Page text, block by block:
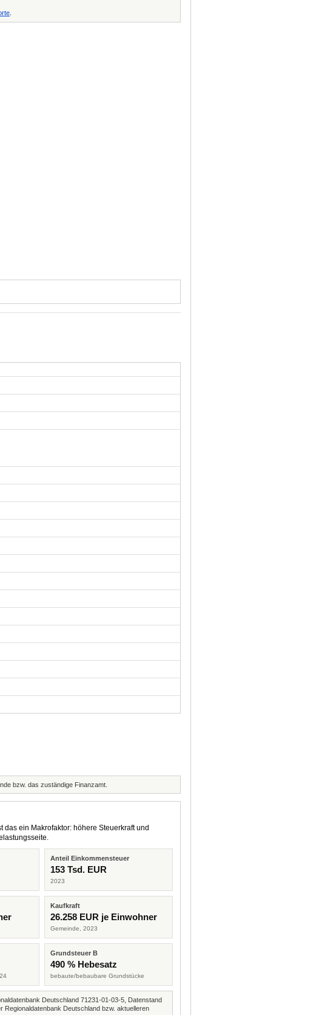
bzw. das zuständige Finanzamt.
ein Makrofaktor: höhere Steuerkraft und
Anteil Einkommensteuer
153 Tsd. EUR
2023
Kaufkraft
26.258 EUR je Einwohner
Gemeinde, 2023
Grundsteuer B
490 % Hebesatz
bebaute/bebaubare Grundstücke
Deutschland 71231-01-03-5, Datenstand
Deutschland bzw. aktuelleren